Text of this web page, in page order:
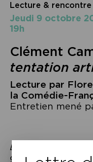
Lecture & rencontre
jeudi 9 octobre
19h
Clément
tentation
Lecture par
la Comédie-
Entretien mené
La tentation
génie du code